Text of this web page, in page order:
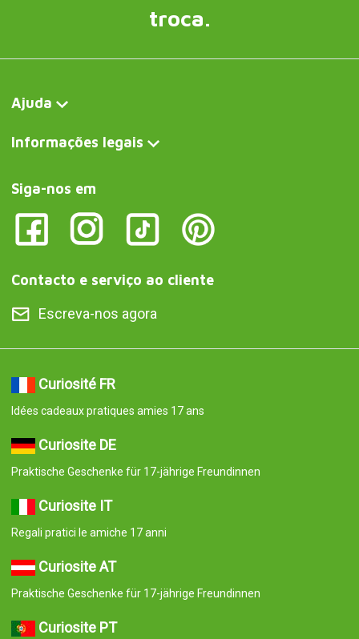
troca.
Ajuda
Informações legais
Siga-nos em
Contacto e serviço ao cliente
Escreva-nos agora
Curiosité FR
Idées cadeaux pratiques amies 17 ans
Curiosite DE
Praktische Geschenke für 17-jährige Freundinnen
Curiosite IT
Regali pratici le amiche 17 anni
Curiosite AT
Praktische Geschenke für 17-jährige Freundinnen
Curiosite PT